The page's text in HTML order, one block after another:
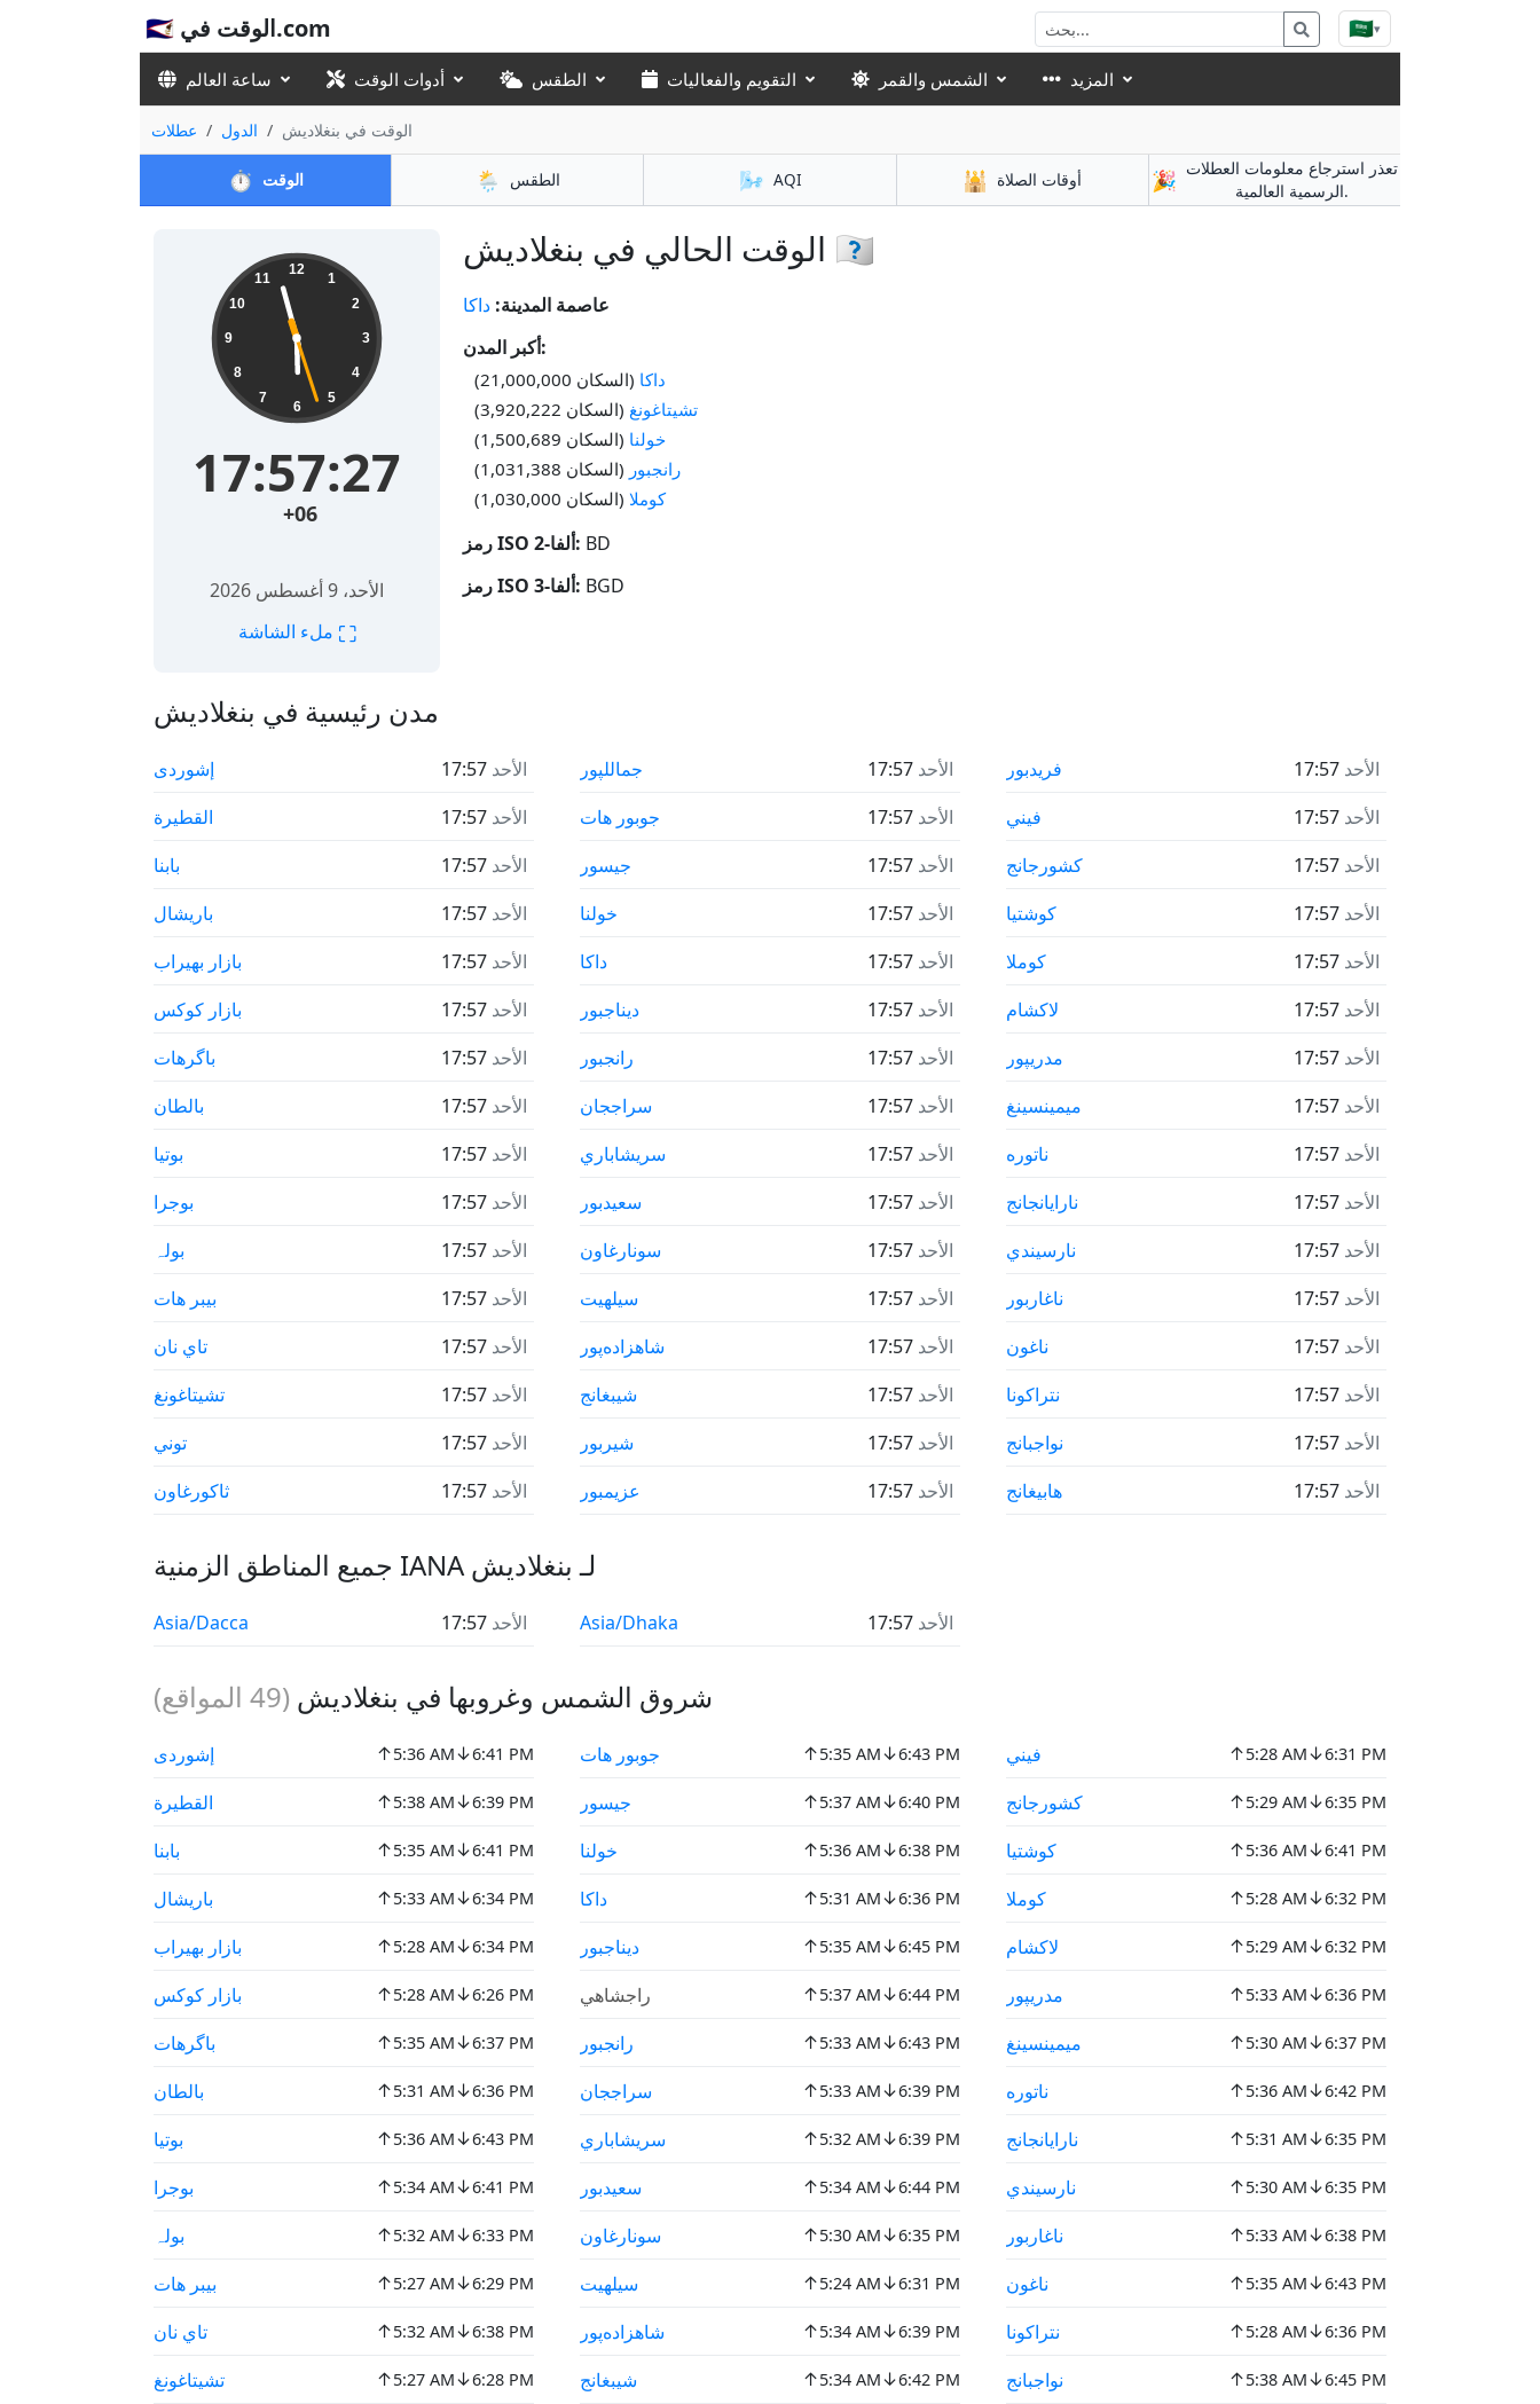
🇸🇦 الوقت في.com 🇸🇦▾
ساعة العالم أدوات الوقت الطقس التقويم والفعاليات الشمس والقمر المزيد
عطلات الدول الوقت في بنغلاديش
⏱️ الوقت 🌦️ الطقس 🌬️ AQI 🕌 أوقات الصلاة 🎉 تعذر استرجاع معلومات العطلات
الرسمية العالمية.
الوقت الحالي في بنغلاديش 🇧🇩 12
1
2
3
4
5
6
7
8
9
10
11
17:57:27
+06
الأحد، 9 أغسطس 2026
⛶
عاصمة المدينة: داكا
أكبر المدن:
داكا (السكان 21,000,000)
تشيتاغونغ (السكان 3,920,222)
خولنا (السكان 1,500,689)
رانجبور (السكان 1,031,388)
كوملا (السكان 1,030,000)
رمز ISO ألفا-2: BD
رمز ISO ألفا-3: BGD
مدن رئيسية في بنغلاديش
إشوردی الأحد 17:57
القطيرة
الأحد 17:57
بابنا
الأحد 17:57
باريشال
الأحد 17:57
بازار بهيراب
الأحد 17:57
بازار كوكس
الأحد 17:57
باگرهات
الأحد 17:57
بالطان
الأحد 17:57
بوتيا
الأحد 17:57
بوجرا
الأحد 17:57
بولہ
الأحد 17:57
بيبر هات
الأحد 17:57
تاي نان
الأحد 17:57
تشيتاغونغ
الأحد 17:57
توني
الأحد 17:57
ثاكورغاون
الأحد 17:57
جماللپور الأحد 17:57
جوبور هات
الأحد 17:57
جيسور
الأحد 17:57
خولنا
الأحد 17:57
داكا
الأحد 17:57
ديناجبور
الأحد 17:57
رانجبور
الأحد 17:57
سراججان
الأحد 17:57
سريشاباري
الأحد 17:57
سعيدبور
الأحد 17:57
سونارغاون
الأحد 17:57
سيلهيت
الأحد 17:57
شاهزاده‌پور
الأحد 17:57
شيبغانج
الأحد 17:57
شيربور
الأحد 17:57
عزيمبور
الأحد 17:57
فريدبور الأحد 17:57
فيني
الأحد 17:57
كشورجانج
الأحد 17:57
كوشتيا
الأحد 17:57
كوملا
الأحد 17:57
لاكشام
الأحد 17:57
مدریپور
الأحد 17:57
ميمينسينغ
الأحد 17:57
ناتوره
الأحد 17:57
نارايانجانج
الأحد 17:57
نارسيندي
الأحد 17:57
ناغاربور
الأحد 17:57
ناغون
الأحد 17:57
نتراكونا
الأحد 17:57
نواجبانج
الأحد 17:57
هابيغانج
الأحد 17:57
جميع المناطق الزمنية IANA لـ بنغلاديش
Asia/Dacca الأحد 17:57 Asia/Dhaka الأحد 17:57
شروق الشمس وغروبها في بنغلاديش (
49 المواقع)
إشوردی ↑5:36 AM↓6:41 PM
القطيرة ↑5:38 AM↓6:39 PM
بابنا ↑5:35 AM↓6:41 PM
باريشال ↑5:33 AM↓6:34 PM
بازار بهيراب ↑5:28 AM↓6:34 PM
بازار كوكس ↑5:28 AM↓6:26 PM
باگرهات ↑5:35 AM↓6:37 PM
بالطان ↑5:31 AM↓6:36 PM
بوتيا ↑5:36 AM↓6:43 PM
بوجرا ↑5:34 AM↓6:41 PM
بولہ ↑5:32 AM↓6:33 PM
بيبر هات ↑5:27 AM↓6:29 PM
تاي نان ↑5:32 AM↓6:38 PM
تشيتاغونغ ↑5:27 AM↓6:28 PM
جوبور هات ↑5:35 AM↓6:43 PM
جيسور ↑5:37 AM↓6:40 PM
خولنا ↑5:36 AM↓6:38 PM
داكا ↑5:31 AM↓6:36 PM
ديناجبور ↑5:35 AM↓6:45 PM
راجشاهي ↑5:37 AM↓6:44 PM
رانجبور ↑5:33 AM↓6:43 PM
سراججان ↑5:33 AM↓6:39 PM
سريشاباري ↑5:32 AM↓6:39 PM
سعيدبور ↑5:34 AM↓6:44 PM
سونارغاون ↑5:30 AM↓6:35 PM
سيلهيت ↑5:24 AM↓6:31 PM
شاهزاده‌پور ↑5:34 AM↓6:39 PM
شيبغانج ↑5:34 AM↓6:42 PM
فيني ↑5:28 AM↓6:31 PM
كشورجانج ↑5:29 AM↓6:35 PM
كوشتيا ↑5:36 AM↓6:41 PM
كوملا ↑5:28 AM↓6:32 PM
لاكشام ↑5:29 AM↓6:32 PM
مدریپور ↑5:33 AM↓6:36 PM
ميمينسينغ ↑5:30 AM↓6:37 PM
ناتوره ↑5:36 AM↓6:42 PM
نارايانجانج ↑5:31 AM↓6:35 PM
نارسيندي ↑5:30 AM↓6:35 PM
ناغاربور ↑5:33 AM↓6:38 PM
ناغون ↑5:35 AM↓6:43 PM
نتراكونا ↑5:28 AM↓6:36 PM
نواجبانج ↑5:38 AM↓6:45 PM